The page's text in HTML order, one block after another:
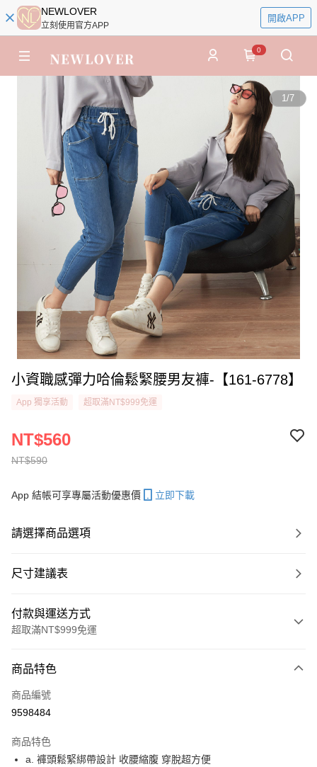
NEWLOVER
立刻使用官方APP
開啟APP
0
1/7
小資職感彈力哈倫鬆緊腰男友褲-【161-6778】
App 獨享活動 超取滿NT$999免運
NT$590
NT$560
App 結帳可享專屬活動優惠價 立即下載
請選擇商品選項
尺寸建議表
付款與運送方式
超取滿NT$999免運
信用卡一次付款
超商取貨付款
ATM付款
商品特色
商品編號
9598484
商品特色
a. 褲頭鬆緊綁帶設計 收腰縮腹 穿脫超方便